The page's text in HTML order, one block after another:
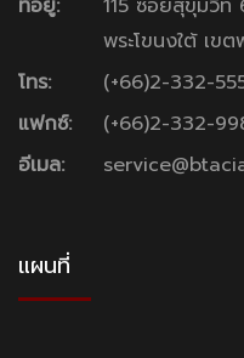
ที่อยู่:
115 ซอยสุขุมวิ
พระโขนงใต้ เข
โทร:
(+66)2-332-
แฟกซ์:
(+66)2-332-
อีเมล:
แผนที่